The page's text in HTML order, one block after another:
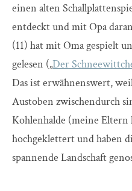
einen alten
entdeckt und mit Opa
(11) hat mit Oma gespielt
gelesen („Der
Das ist erwähnenswert,
Austoben zwischendurch
Kohlenhalde (meine
hochgeklettert und haben
spannende Landschaft